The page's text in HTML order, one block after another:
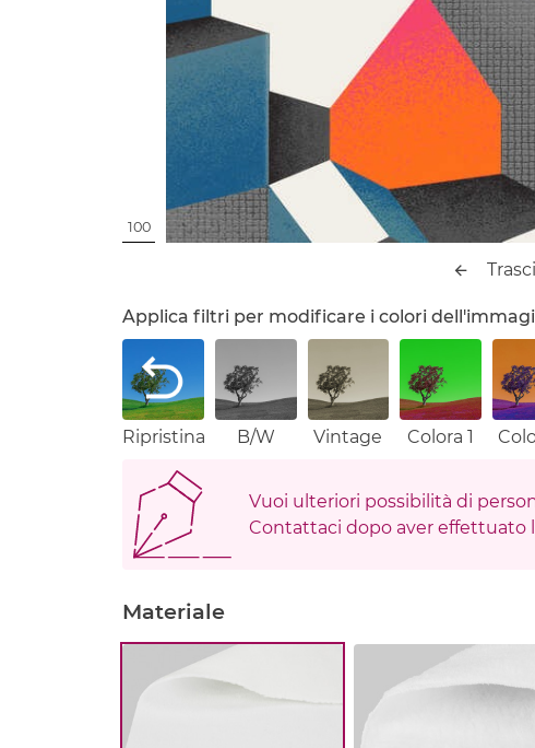
100
Applica filtri per modificare i colori
Ripristina B/W Vintage Colora 1
Vuoi ulteriori possibilità di
Contattaci dopo aver effettuato
Materiale